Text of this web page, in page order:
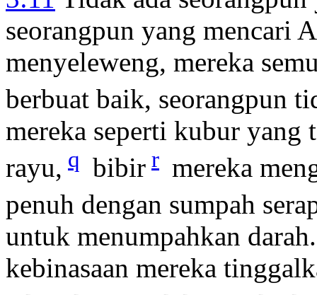
seorangpun yang mencari
menyeleweng, mereka
berbuat baik, seorangpun
mereka seperti kubur yang
rayu, q bibir r mereka
penuh dengan sumpah
untuk menumpahkan
kebinasaan mereka